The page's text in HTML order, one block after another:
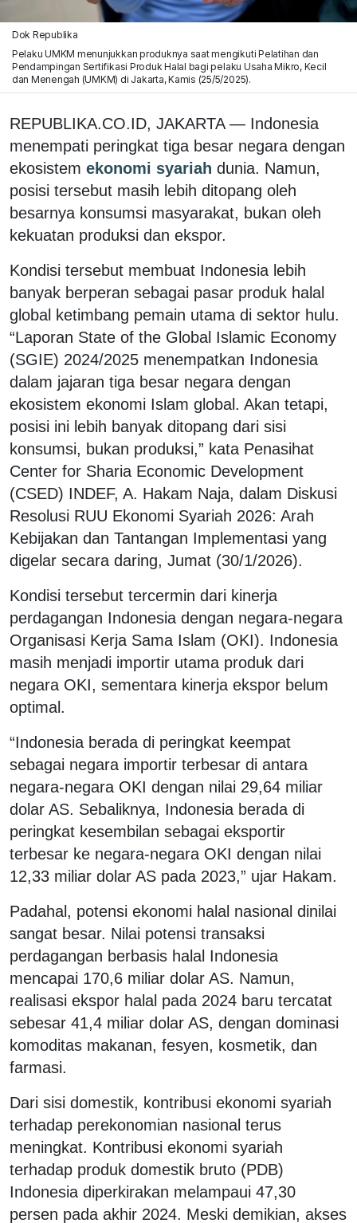
Dok Republika
Pelaku UMKM menunjukkan produknya saat mengikuti Pelatihan dan
Pendampingan Sertifikasi Produk Halal bagi pelaku Usaha Mikro, Kecil
dan Menengah (UMKM) di Jakarta, Kamis (25/5/2025).
REPUBLIKA.CO.ID, JAKARTA — Indonesia
menempati peringkat tiga besar negara dengan
ekosistem ekonomi syariah dunia. Namun,
posisi tersebut masih lebih ditopang oleh
besarnya konsumsi masyarakat, bukan oleh
kekuatan produksi dan ekspor.
Kondisi tersebut membuat Indonesia lebih
banyak berperan sebagai pasar produk halal
global ketimbang pemain utama di sektor hulu.
“Laporan State of the Global Islamic Economy
(SGIE) 2024/2025 menempatkan Indonesia
dalam jajaran tiga besar negara dengan
ekosistem ekonomi Islam global. Akan tetapi,
posisi ini lebih banyak ditopang dari sisi
konsumsi, bukan produksi,” kata Penasihat
Center for Sharia Economic Development
(CSED) INDEF, A. Hakam Naja, dalam Diskusi
Resolusi RUU Ekonomi Syariah 2026: Arah
Kebijakan dan Tantangan Implementasi yang
digelar secara daring, Jumat (30/1/2026).
Kondisi tersebut tercermin dari kinerja
perdagangan Indonesia dengan negara-negara
Organisasi Kerja Sama Islam (OKI). Indonesia
masih menjadi importir utama produk dari
negara OKI, sementara kinerja ekspor belum
optimal.
“Indonesia berada di peringkat keempat
sebagai negara importir terbesar di antara
negara-negara OKI dengan nilai 29,64 miliar
dolar AS. Sebaliknya, Indonesia berada di
peringkat kesembilan sebagai eksportir
terbesar ke negara-negara OKI dengan nilai
12,33 miliar dolar AS pada 2023,” ujar Hakam.
Padahal, potensi ekonomi halal nasional dinilai
sangat besar. Nilai potensi transaksi
perdagangan berbasis halal Indonesia
mencapai 170,6 miliar dolar AS. Namun,
realisasi ekspor halal pada 2024 baru tercatat
sebesar 41,4 miliar dolar AS, dengan dominasi
komoditas makanan, fesyen, kosmetik, dan
farmasi.
Dari sisi domestik, kontribusi ekonomi syariah
terhadap perekonomian nasional terus
meningkat. Kontribusi ekonomi syariah
terhadap produk domestik bruto (PDB)
Indonesia diperkirakan melampaui 47,30
persen pada akhir 2024. Meski demikian, akses